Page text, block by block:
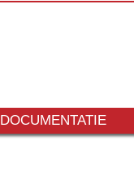
DOCUMENTATIE